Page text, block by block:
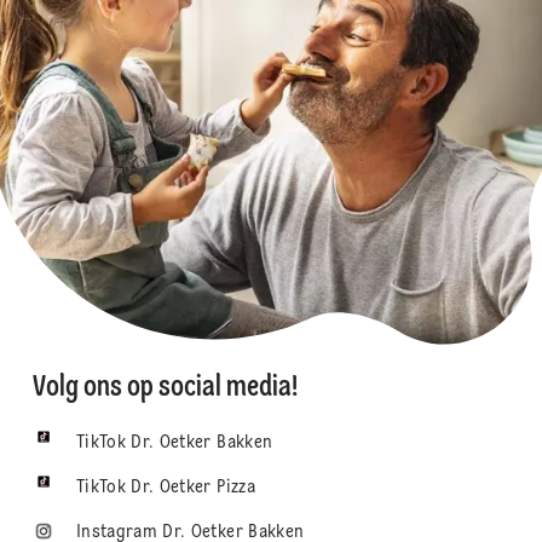
Volg ons op social media!
TikTok Dr. Oetker Bakken
TikTok Dr. Oetker Pizza
Instagram Dr. Oetker Bakken